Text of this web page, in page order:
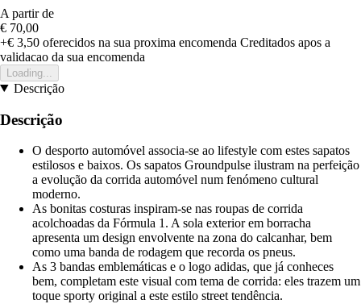
A partir de
€ 70,00
+€ 3,50 oferecidos na sua proxima encomenda Creditados apos a
validacao da sua encomenda
Loading...
Descrição
Descrição
O desporto automóvel associa-se ao lifestyle com estes sapatos
estilosos e baixos. Os sapatos Groundpulse ilustram na perfeição
a evolução da corrida automóvel num fenómeno cultural
moderno.
As bonitas costuras inspiram-se nas roupas de corrida
acolchoadas da Fórmula 1. A sola exterior em borracha
apresenta um design envolvente na zona do calcanhar, bem
como uma banda de rodagem que recorda os pneus.
As 3 bandas emblemáticas e o logo adidas, que já conheces
bem, completam este visual com tema de corrida: eles trazem um
toque sporty original a este estilo street tendência.